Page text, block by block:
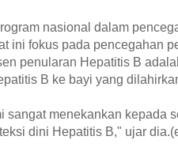
nasional dalam
ini fokus pada pencegahan
penularan Hepatitis B
B ke bayi yang
sangat menekankan kepada
dini Hepatitis B," ujar